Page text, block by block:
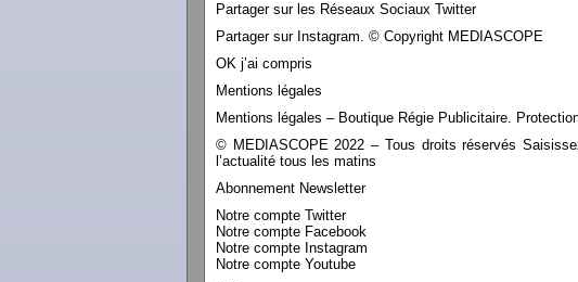
Partager sur les Réseaux Sociaux Twitter
Partager sur Instagram. © Copyright MEDIASCOPE
OK j’ai compris
Mentions légales
Mentions légales – Boutique Régie Publicitaire.
© MEDIASCOPE 2022 – Tous droits réservés
l’actualité tous les matins
Abonnement Newsletter
Notre compte Twitter
Notre compte Facebook
Notre compte Instagram
Notre compte Youtube